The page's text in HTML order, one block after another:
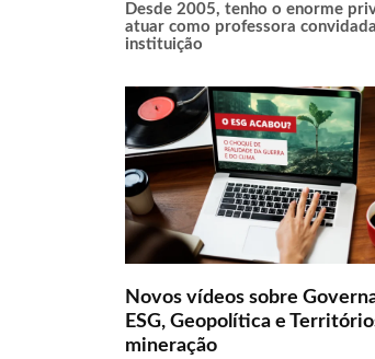
Desde 2005, tenho o enorme
atuar como professora
instituição
Novos vídeos sobre
ESG, Geopolítica e
mineração